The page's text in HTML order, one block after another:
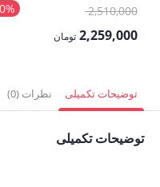
2,510,000قیمت
اصلی:2,259,000 تومان
2,259,000 تومان.
توضیحات تکمیلی نظرات (0)
توضیحات تکمیلی